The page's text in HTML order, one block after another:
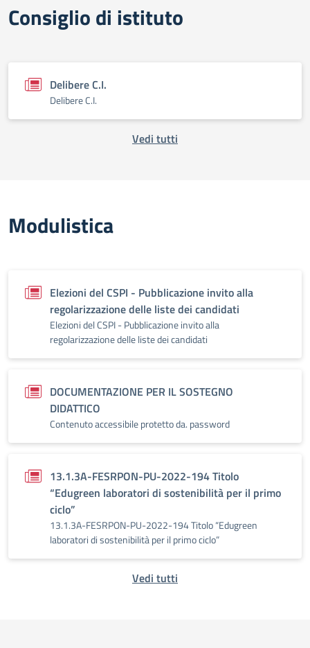
Consiglio di istituto
Delibere C.I.
Delibere C.I.
Vedi tutti
Modulistica
Elezioni del CSPI - Pubblicazione invito alla
regolarizzazione delle liste dei candidati
Elezioni del CSPI - Pubblicazione invito alla
regolarizzazione delle liste dei candidati
DOCUMENTAZIONE PER IL SOSTEGNO
DIDATTICO
Contenuto accessibile protetto da. password
13.1.3A-FESRPON-PU-2022-194 Titolo
“Edugreen laboratori di sostenibilità per il primo
ciclo”
13.1.3A-FESRPON-PU-2022-194 Titolo “Edugreen
laboratori di sostenibilità per il primo ciclo”
Vedi tutti